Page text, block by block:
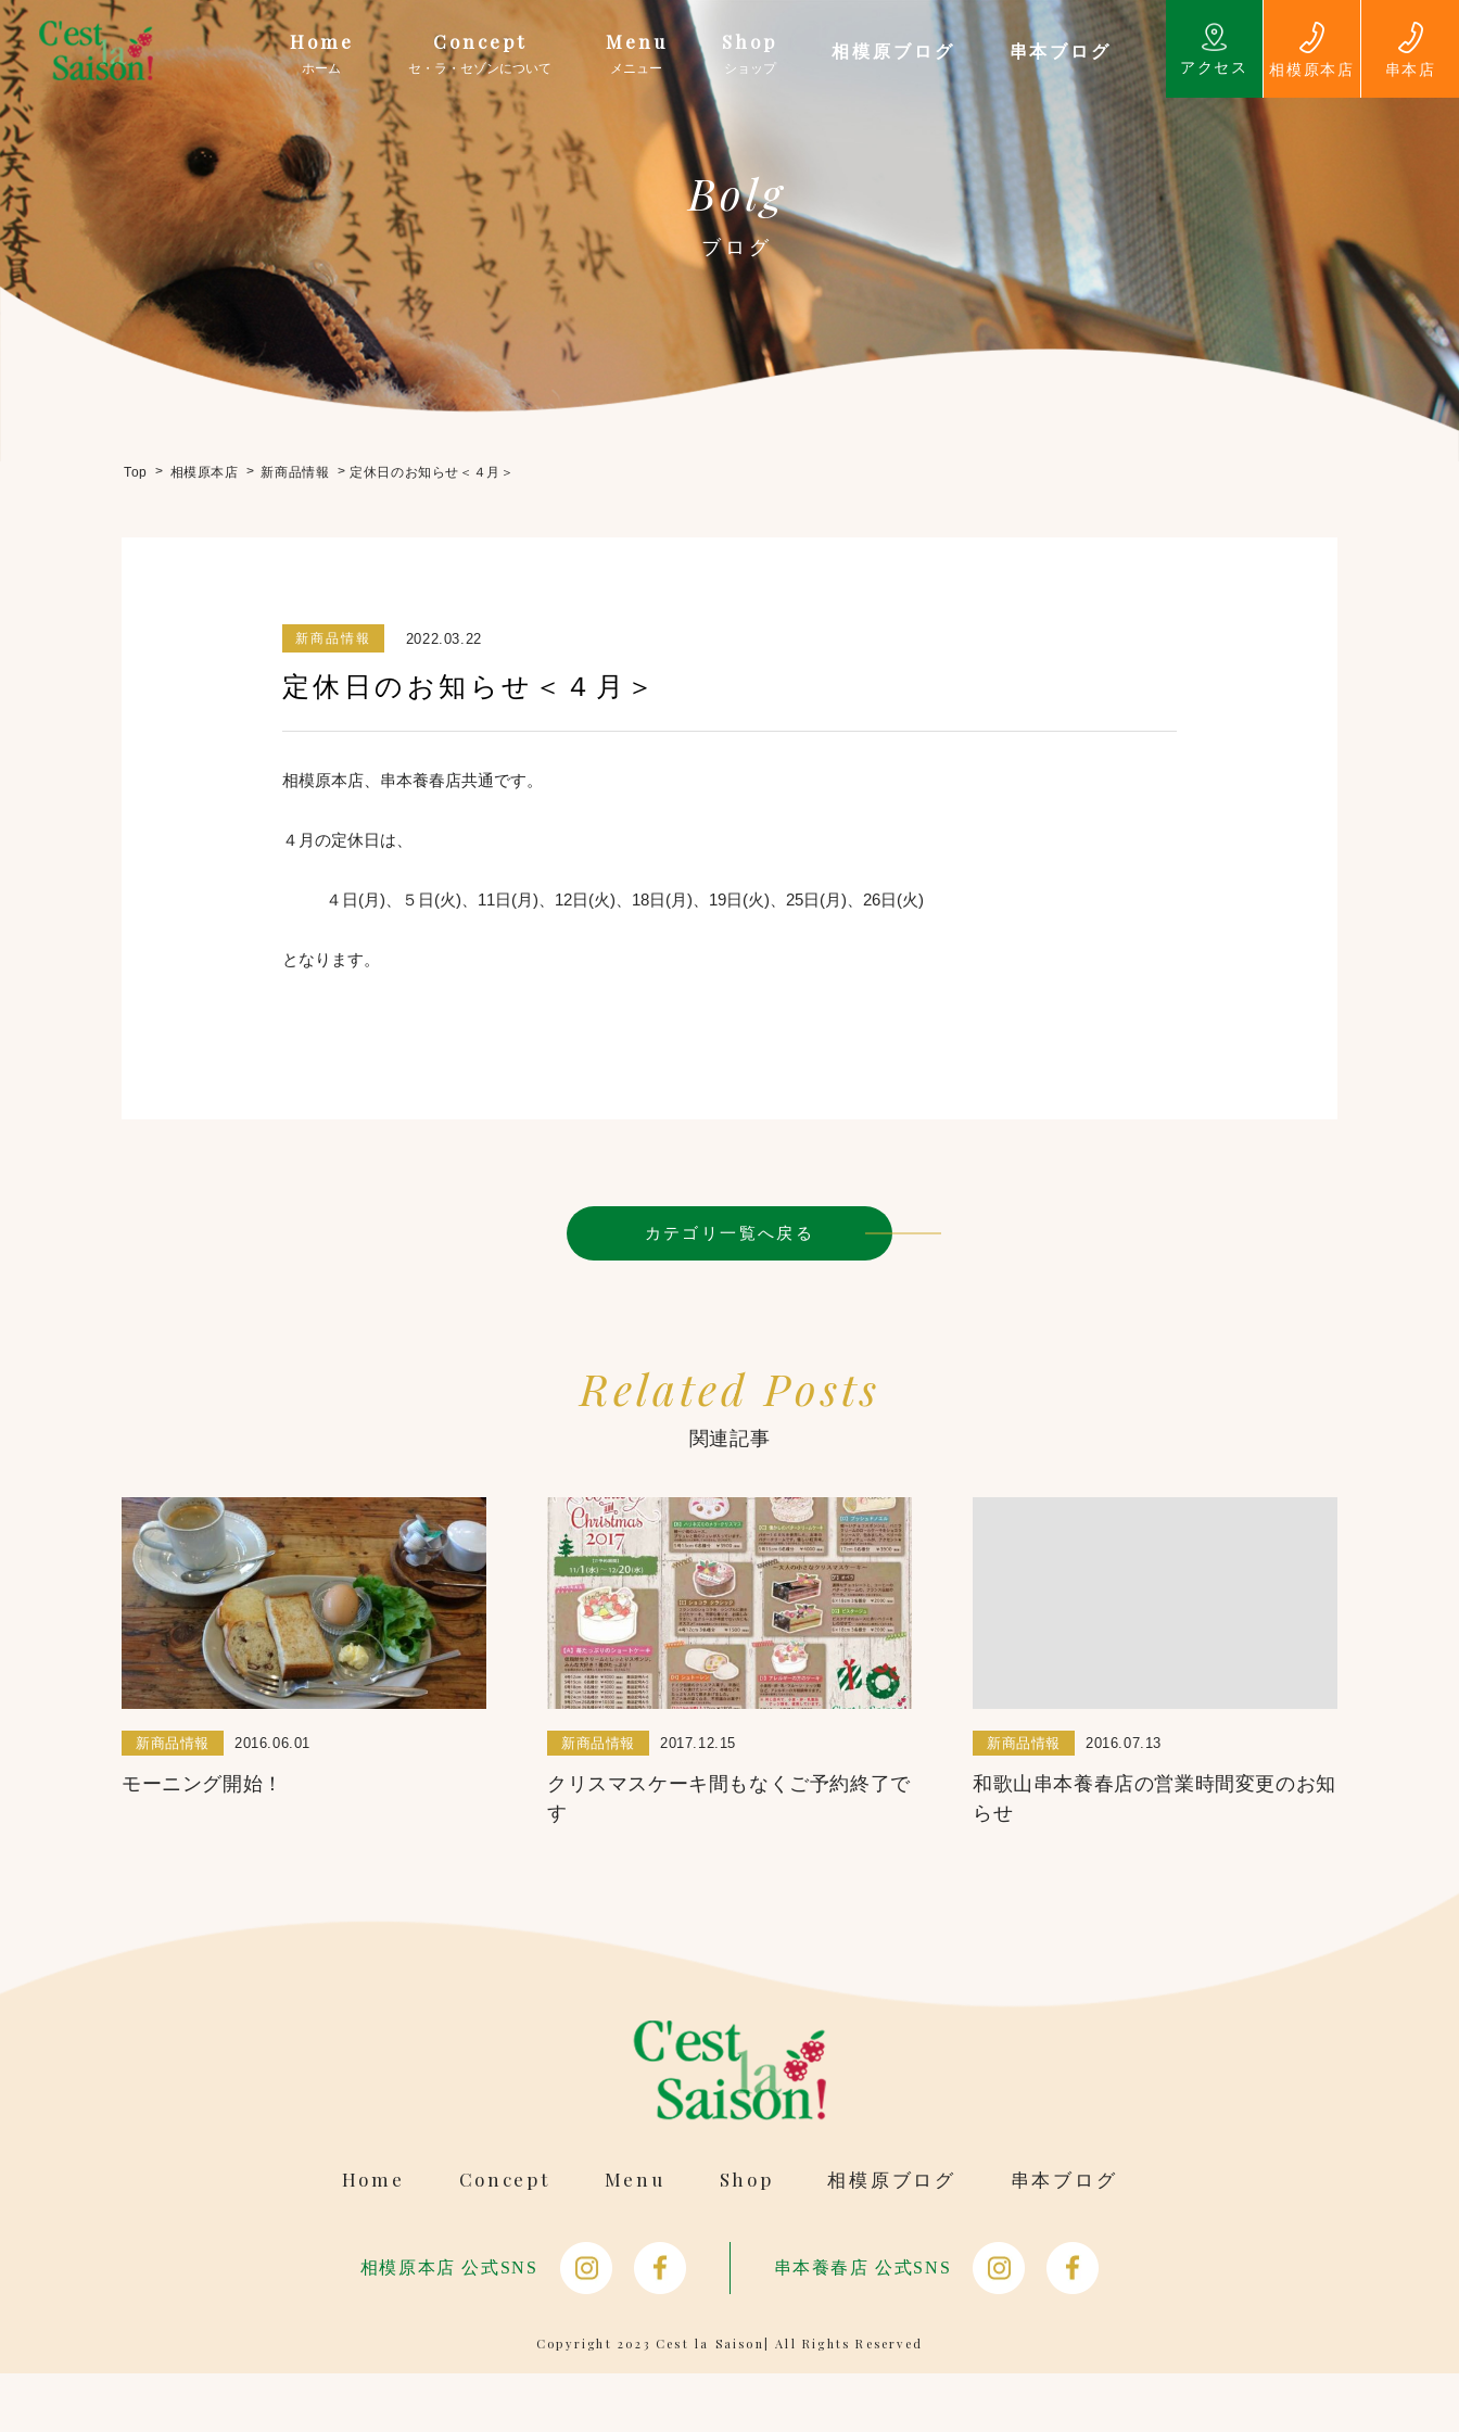
Home
ホーム
Concept
セ・ラ・セゾンについて
Menu
メニュー
Shop
ショップ
相模原ブログ 串本ブログ
アクセス 相模原本店 串本店
Bolg
ブログ
Top > 相模原本店 > 新商品情報 > 定休日のお知らせ＜４月＞
新商品情報 2022.03.22
定休日のお知らせ＜４月＞
相模原本店、串本養春店共通です。
４月の定休日は、
４日(月)、５日(火)、11日(月)、12日(火)、18日(月)、19日(火)、25日(月)、26日(火)
となります。
カテゴリ一覧へ戻る
Related Posts
関連記事
新商品情報 2016.06.01
モーニング開始！
新商品情報 2017.12.15
クリスマスケーキ間もなくご予約終了で
す
新商品情報 2016.07.13
和歌山串本養春店の営業時間変更のお知
らせ
Home Concept Menu Shop 相模原ブログ 串本ブログ
相模原本店 公式SNS 串本養春店 公式SNS
Copyright 2023 Cest la Saison| All Rights Reserved